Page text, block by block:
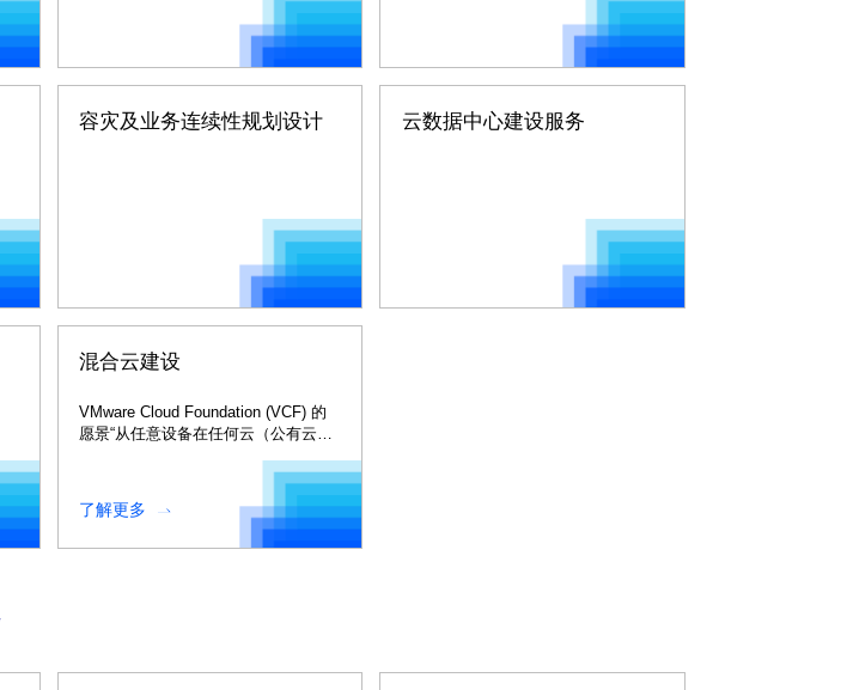
容灾及业务连续性规划设计 云数据中心建设服务
混合云建设
VMware Cloud Foundation (VCF) 的
愿景“从任意设备在任何云（公有云和
器）”可以帮助大家开发直接针对业务
需要的健全的本地和云的设计。
了解更多